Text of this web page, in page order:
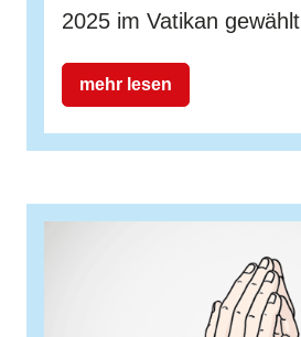
2025 im Vatikan gewählt
mehr lesen